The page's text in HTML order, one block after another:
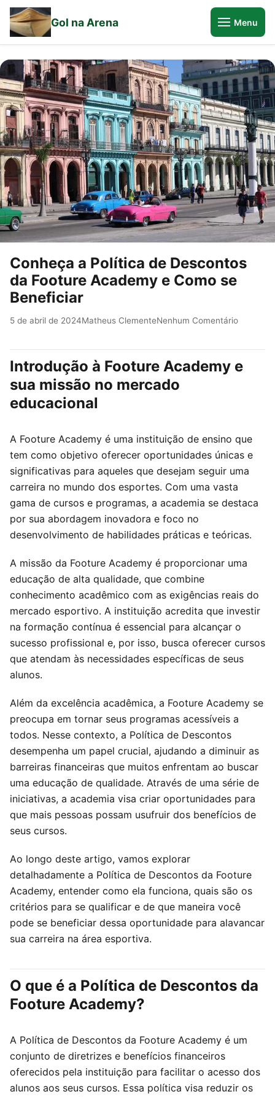
Gol na Arena Menu
Conheça a Política de Descontos
da Footure Academy e Como se
Beneficiar
5 de abril de 2024Matheus ClementeNenhum Comentário
Introdução à Footure Academy e
sua missão no mercado
educacional
A Footure Academy é uma instituição de ensino que
tem como objetivo oferecer oportunidades únicas e
significativas para aqueles que desejam seguir uma
carreira no mundo dos esportes. Com uma vasta
gama de cursos e programas, a academia se destaca
por sua abordagem inovadora e foco no
desenvolvimento de habilidades práticas e teóricas.
A missão da Footure Academy é proporcionar uma
educação de alta qualidade, que combine
conhecimento acadêmico com as exigências reais do
mercado esportivo. A instituição acredita que investir
na formação contínua é essencial para alcançar o
sucesso profissional e, por isso, busca oferecer cursos
que atendam às necessidades específicas de seus
alunos.
Além da excelência acadêmica, a Footure Academy se
preocupa em tornar seus programas acessíveis a
todos. Nesse contexto, a Política de Descontos
desempenha um papel crucial, ajudando a diminuir as
barreiras financeiras que muitos enfrentam ao buscar
uma educação de qualidade. Através de uma série de
iniciativas, a academia visa criar oportunidades para
que mais pessoas possam usufruir dos benefícios de
seus cursos.
Ao longo deste artigo, vamos explorar
detalhadamente a Política de Descontos da Footure
Academy, entender como ela funciona, quais são os
critérios para se qualificar e de que maneira você
pode se beneficiar dessa oportunidade para alavancar
sua carreira na área esportiva.
O que é a Política de Descontos da
Footure Academy?
A Política de Descontos da Footure Academy é um
conjunto de diretrizes e benefícios financeiros
oferecidos pela instituição para facilitar o acesso dos
alunos aos seus cursos. Essa política visa reduzir os